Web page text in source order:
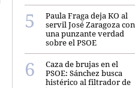
Paula Fraga deja KO al
servil José Zaragoza con
una punzante verdad
sobre el PSOE
Caza de brujas en el
PSOE: Sánchez busca
histérico al filtrador de